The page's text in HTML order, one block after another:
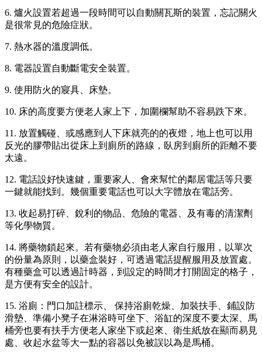
6. 爐火設置若超過一段時間可以自動關瓦斯的裝置，忘記關火
是很常見的危險症狀。
7. 熱水器的溫度調低。
8. 電器設置自動斷電安全裝置。
9. 使用防火的寢具、床墊。
10. 床的高度要方便老人家上下，加圍欄幫助不容易跌下來。
11. 放置觸碰、或感應到人下床就亮的的夜燈，地上也可以用
反光的膠帶貼出從床上到廁所的路線，臥房到廁所的距離不要
太遠。
12. 電話設好快速鍵，重要家人、會來幫忙的鄰居電話等只要
一鍵就能找到。幾個重要電話也可以大字體放在電話旁。
13. 收起易打碎、銳利的物品、危險的電器、及有毒的清潔劑
等化學物質。
14. 將藥物鎖起來。若有藥物必須由老人家自行服用，以單次
的份量為原則，以藥盒裝好，可透過電話提醒服用及放置處。
有種藥盒可以透過計時器，到設定的時間才打開固定的格子，
是方便有安全的設計。
15. 浴廁：門口加註標示、 保持浴廁乾燥、加裝扶手、鋪設防
滑墊、準備小凳子在淋浴時可坐下、浴缸的深度不要太深、馬
桶旁也要有扶手方便老人家坐下或起來、衛生紙放在顯而易見
處、收起水盆等大一點的容器以免被誤以為是馬桶。